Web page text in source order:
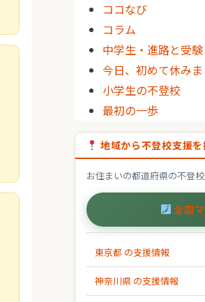
ココなび
コラム
中学生・進路と受験
今日、初めて休み
小学生の不登校
最初の一歩
地域から不登校支援を
お住まいの都道府県の不登
全国
東京都 の支援情報
神奈川県 の支援情報